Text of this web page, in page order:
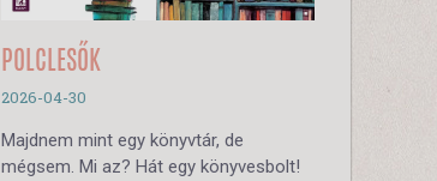
POLCLESŐK
2026-04-30
Majdnem mint egy könyvtár, de
mégsem. Mi az? Hát egy könyvesbolt!